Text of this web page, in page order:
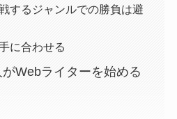
するジャンルでの勝負は避
に合わせる
Webライターを始める